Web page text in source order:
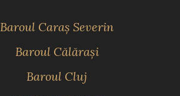
Baroul Caraş Severin
Baroul Călăraşi
Baroul Cluj